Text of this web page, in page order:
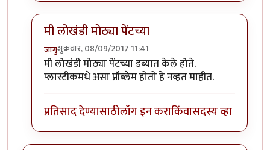
मी लोखंडी मोठ्या पेंटच्या
जागुशुक्रवार, 08/09/2017 11:41
In reply toएक मदत हवी आहे.byमोदक
मी लोखंडी मोठ्या पेंटच्या डब्यात केले होते.
प्लास्टीकमधे असा प्रॉब्लेम होतो हे नव्हत माहीत.
प्रतिसाद देण्यासाठीलॉग इन कराकिंवासदस्य व्हा